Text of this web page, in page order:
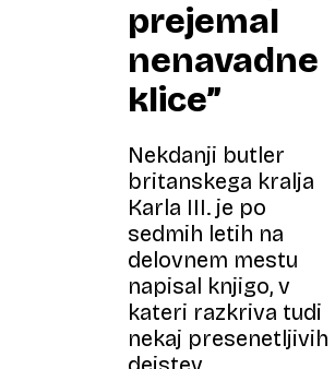
prejemal
nenavadne
klice”
Nekdanji butler
britanskega kralja
Karla III. je po
sedmih letih na
delovnem mestu
napisal knjigo, v
kateri razkriva tudi
nekaj presenetljivih